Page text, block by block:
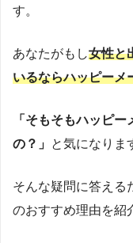
す。
あなたがもし女性と
いるならハッピーメ
「そもそもハッピ
の？」 と気になりま
そんな疑問に答える
のおすすめ理由を紹